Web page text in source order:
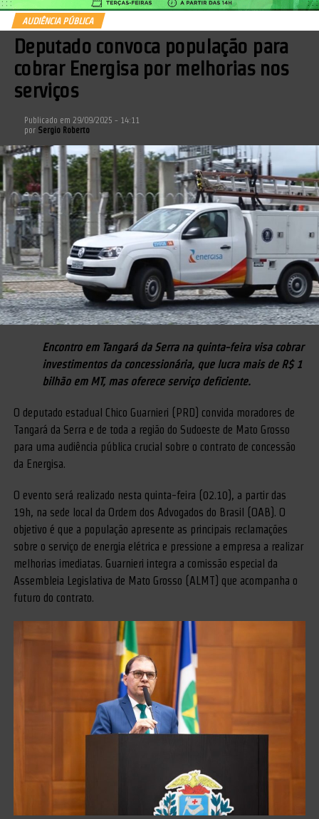
AUDIÊNCIA PÚBLICA
Deputado convoca população para
cobrar Energisa por melhorias nos
serviços
Publicado em 29/09/2025 - 14:11
por Sergio Roberto
Encontro em Tangará da Serra na quinta-feira visa cobrar
investimentos da concessionária, que lucra mais de R$ 1
bilhão em MT, mas oferece serviço deficiente.
O deputado estadual Chico Guarnieri (PRD) convida moradores de
Tangará da Serra e de toda a região do Sudoeste de Mato Grosso
para uma audiência pública crucial sobre o contrato de concessão
da Energisa.
O evento será realizado nesta quinta-feira (02.10), a partir das
19h, na sede local da Ordem dos Advogados do Brasil (OAB). O
objetivo é que a população apresente as principais reclamações
sobre o serviço de energia elétrica e pressione a empresa a realizar
melhorias imediatas. Guarnieri integra a comissão especial da
Assembleia Legislativa de Mato Grosso (ALMT) que acompanha o
futuro do contrato.